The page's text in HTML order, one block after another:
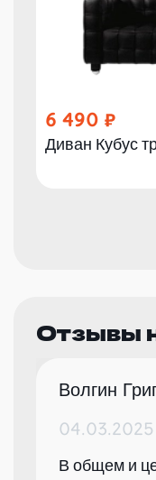
6 490
Диван Кубус
Отзывы
Волгин
04.03.2025
В общем и